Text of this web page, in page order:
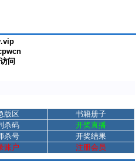
问
版区
书籍册子
杀码
开奖直播
杀号
开奖结果
账户 注册会员